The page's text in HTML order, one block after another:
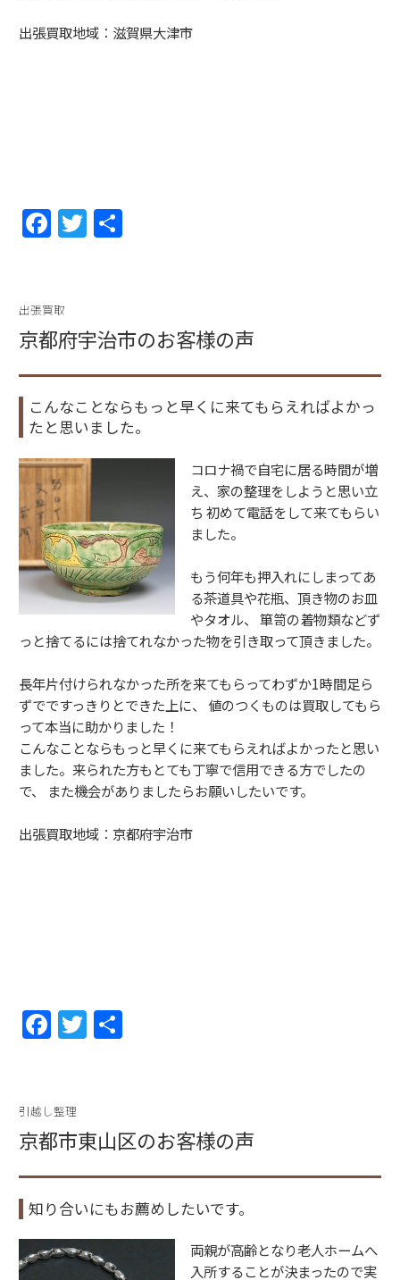
出張買取地域：滋賀県大津市
F
a
e
b
o
o
k
T
w
出張買取
京都府宇治市のお客様の声
こんなことならもっと早くに来てもらえればよかっ
たと思いました。
コロナ禍で自宅に居る時間が増
え、家の整理をしようと思い立
ち 初めて電話をして来てもらい
ました。
もう何年も押入れにしまってあ
る茶道具や花瓶、頂き物のお皿
やタオル、 箪笥の着物類などず
っと捨てるには捨てれなかった物を引き取って頂きました。
長年片付けられなかった所を来てもらってわずか1時間足ら
ずでですっきりとできた上に、 値のつくものは買取してもら
って本当に助かりました！
こんなことならもっと早くに来てもらえればよかったと思い
ました。来られた方もとても丁寧で信用できる方でしたの
で、 また機会がありましたらお願いしたいです。
出張買取地域：京都府宇治市
F
e
b
o
o
k
T
引越し整理
京都市東山区のお客様の声
知り合いにもお薦めしたいです。
両親が高齢となり老人ホームへ
入所することが決まったので実